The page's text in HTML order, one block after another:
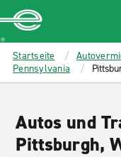
MAIN
CONTENT
Enterprise
Startseite
Pennsylvania
Autos und
Pittsburgh,